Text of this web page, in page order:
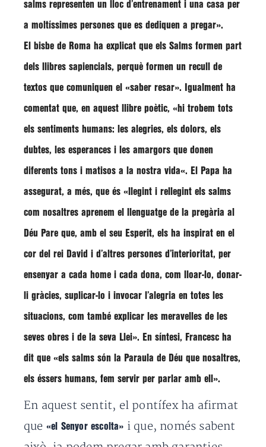
salms representen un lloc d’entrenament i una casa per
a moltíssimes persones que es dediquen a pregar».
El bisbe de Roma ha explicat que els Salms formen part
dels llibres sapiencials, perquè formen un recull de
textos que comuniquen el «saber resar». Igualment ha
comentat que, en aquest llibre poètic, «hi trobem tots
els sentiments humans: les alegries, els dolors, els
dubtes, les esperances i les amargors que donen
diferents tons i matisos a la nostra vida«. El Papa ha
assegurat, a més, que és «llegint i rellegint els salms
com nosaltres aprenem el llenguatge de la pregària al
Déu Pare que, amb el seu Esperit, els ha inspirat en el
cor del rei David i d’altres persones d’interioritat, per
ensenyar a cada home i cada dona, com lloar-lo, donar-
li gràcies, suplicar-lo i invocar l’alegria en totes les
situacions, com també explicar les meravelles de les
seves obres i de la seva Llei». En síntesi, Francesc ha
dit que «els salms són la Paraula de Déu que nosaltres,
els éssers humans, fem servir per parlar amb ell».
En aquest sentit, el pontífex ha afirmat
que «el Senyor escolta» i que, només sabent